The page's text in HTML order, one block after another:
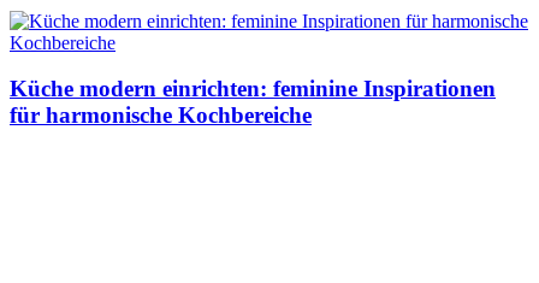
Küche modern einrichten: feminine Inspirationen
für harmonische Kochbereiche